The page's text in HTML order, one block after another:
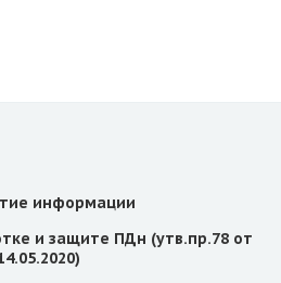
информации
и защите ПДн (утв.пр.78 от